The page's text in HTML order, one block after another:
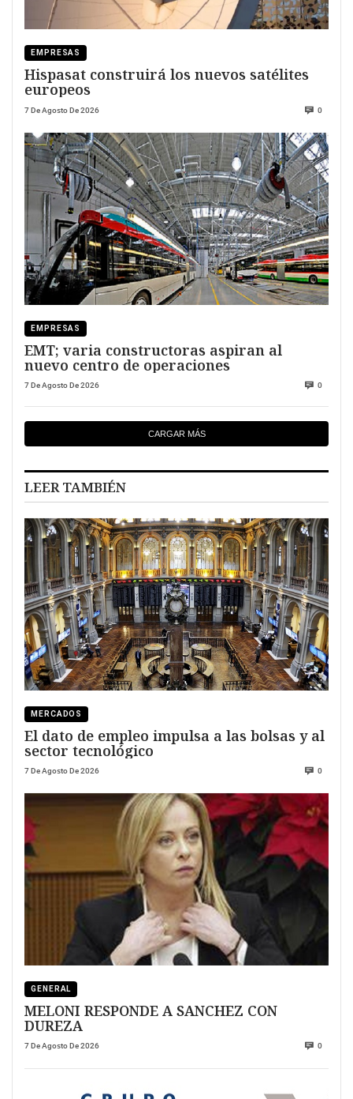
EMPRESAS
Hispasat construirá los nuevos satélites
europeos
7 De Agosto De 2026 0
EMPRESAS
EMT; varia constructoras aspiran al
nuevo centro de operaciones
7 De Agosto De 2026 0
CARGAR MÁS
LEER TAMBIÉN
MERCADOS
El dato de empleo impulsa a las bolsas y al
sector tecnológico
7 De Agosto De 2026 0
GENERAL
MELONI RESPONDE A SANCHEZ CON
DUREZA
7 De Agosto De 2026 0